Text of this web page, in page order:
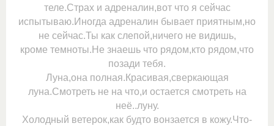
теле.Страх и адреналин,вот что я сейчас
испытываю.Иногда адреналин бывает приятным,но
не сейчас.Ты как слепой,ничего не видишь,
кроме темноты.Не знаешь что рядом,кто рядом,что
позади тебя.
Луна,она полная.Красивая,сверкающая
луна.Смотреть не на что,и остается смотреть на
неё..луну.
Холодный ветерок,как будто вонзается в кожу.Что-